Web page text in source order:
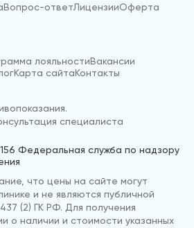
Вопрос-ответЛицензииОферта
лояльностиВакансии
Карта сайтаКонтакты
специалиста
Федеральная служба по надзору
что цены на сайте могут
и не являются публичной
(2) ГК РФ. Для получения
о наличии и стоимости указанных